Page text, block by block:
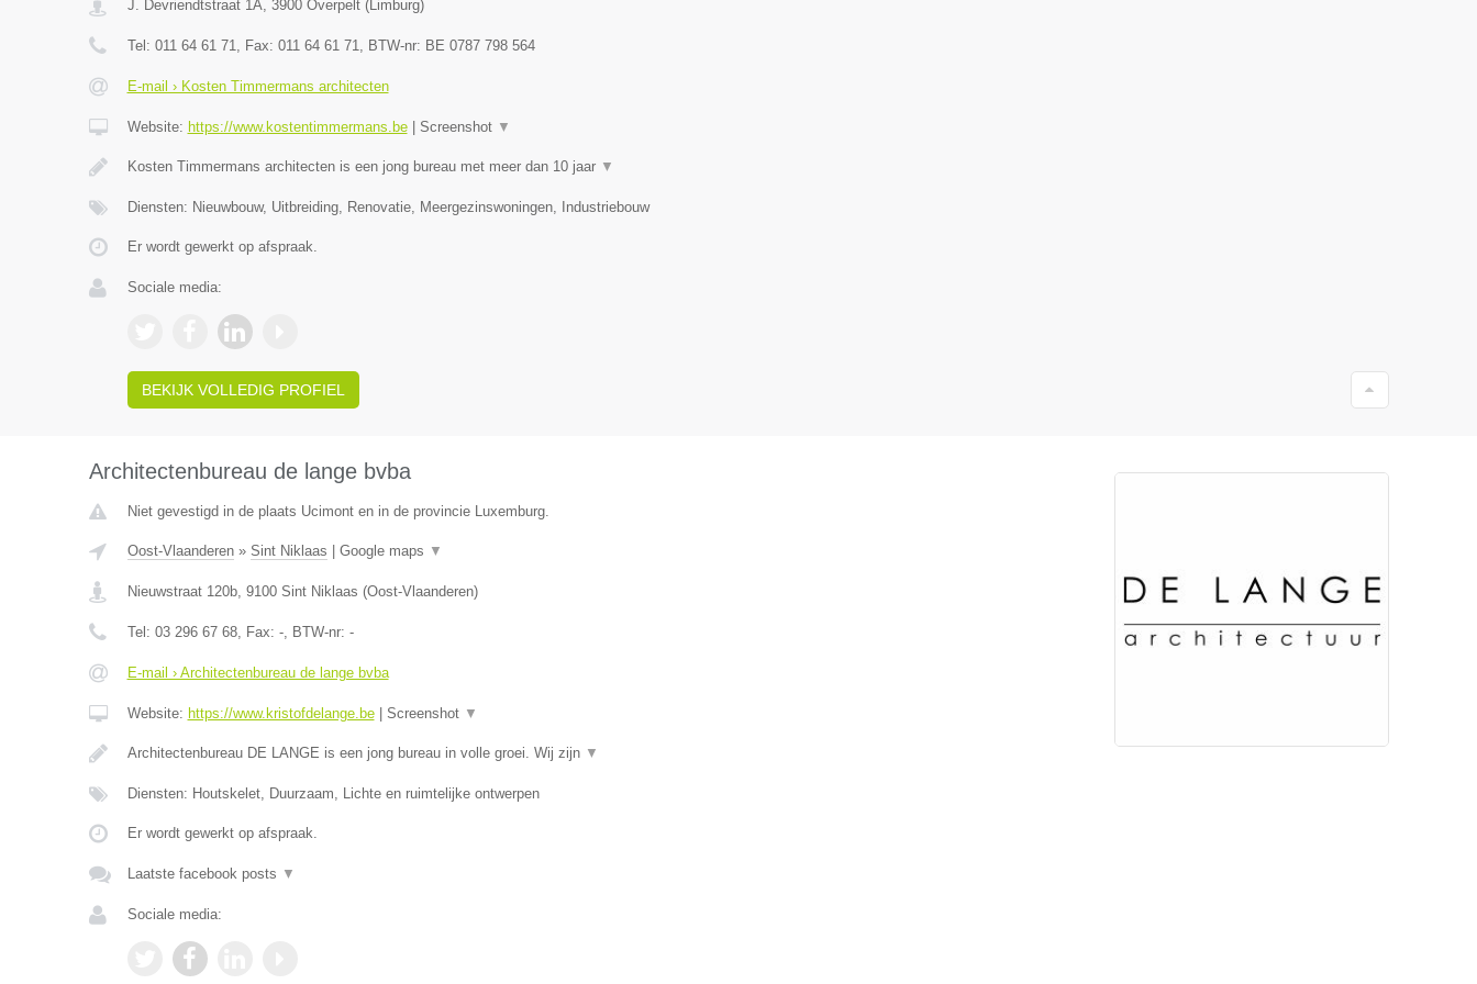
J. Devriendtstraat 1A, 3900 Overpelt(Limburg)
Tel: 011 64 61 71, Fax: 011 64 61 71, BTW-nr: BE 0787 798 564
E-mail › Kosten Timmermans architecten
Website: https://www.kostentimmermans.be| Screenshot ▼
Kosten Timmermans architecten is een jong bureau met meer dan 10 jaar ▼
Diensten: Nieuwbouw, Uitbreiding, Renovatie, Meergezinswoningen, Industriebouw
Er wordt gewerkt op afspraak.
Sociale media:
BEKIJK VOLLEDIG PROFIEL
Architectenbureau de lange bvba
Niet gevestigd in de plaats Ucimont en in de provincie Luxemburg.
Oost-Vlaanderen» Sint Niklaas Google maps ▼
Nieuwstraat 120b, 9100 Sint Niklaas (Oost-Vlaanderen)
Tel: 03 296 67 68, Fax: -, BTW-nr: -
E-mail › Architectenbureau de lange bvba
Website: https://www.kristofdelange.be| Screenshot ▼
Architectenbureau DE LANGE is een jong bureau in volle groei. Wij zijn ▼
Diensten: Houtskelet, Duurzaam, Lichte en ruimtelijke ontwerpen
Er wordt gewerkt op afspraak.
Laatste facebook posts ▼
Sociale media: